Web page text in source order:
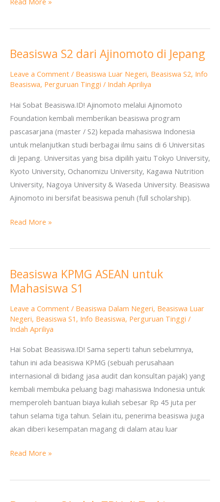
Beasiswa S2 dari Ajinomoto di Jepang
Leave a Comment / Beasiswa Luar Negeri, Beasiswa S2, Info
Beasiswa, Perguruan Tinggi / Indah Apriliya
Hai Sobat Beasiswa.ID! Ajinomoto melalui Ajinomoto
Foundation kembali memberikan beasiswa program
pascasarjana (master / S2) kepada mahasiswa Indonesia
untuk melanjutkan studi berbagai ilmu sains di 6 Universitas
di Jepang. Universitas yang bisa dipilih yaitu Tokyo University,
Kyoto University, Ochanomizu University, Kagawa Nutrition
University, Nagoya University & Waseda University. Beasiswa
Ajinomoto ini bersifat beasiswa penuh (full scholarship).
Beasiswa
dari
di
Jepang
Read More »
Beasiswa KPMG ASEAN untuk
Mahasiswa S1
Leave a Comment / Beasiswa Dalam Negeri, Beasiswa Luar
Negeri, Beasiswa S1 , Info Beasiswa, Perguruan Tinggi /
Indah Apriliya
Hai Sobat Beasiswa.ID! Sama seperti tahun sebelumnya,
tahun ini ada beasiswa KPMG (sebuah perusahaan
internasional di bidang jasa audit dan konsultan pajak) yang
kembali membuka peluang bagi mahasiswa Indonesia untuk
memperoleh bantuan biaya kuliah sebesar Rp 45 juta per
tahun selama tiga tahun. Selain itu, penerima beasiswa juga
akan diberi kesempatan magang di dalam atau luar
Beasiswa
KPMG
untuk
Mahasiswa
Read More »